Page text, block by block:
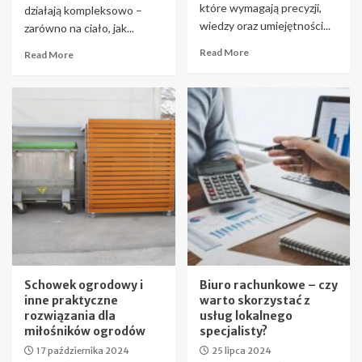
działają kompleksowo –
zarówno na ciało, jak...
Read More
które wymagają precyzji,
wiedzy oraz umiejętności...
Read More
Schowek ogrodowy i
inne praktyczne
rozwiązania dla
miłośników ogrodów
17 października 2024
Biuro rachunkowe – czy
warto skorzystać z
usług lokalnego
specjalisty?
25 lipca 2024